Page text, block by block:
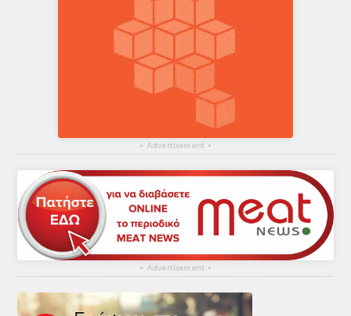
▴ Advertisement ▴
▴ Advertisement ▴